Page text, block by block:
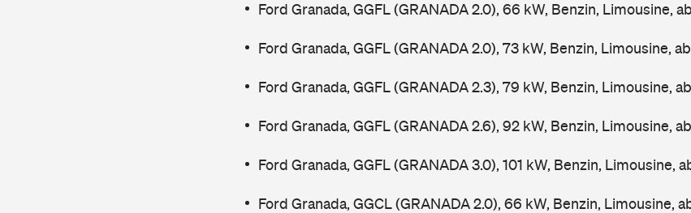
Ford Granada, GGFL (GRANADA 2.0), 66 kW, Benzin, Limousine,
Ford Granada, GGFL (GRANADA 2.0), 73 kW, Benzin, Limousine,
Ford Granada, GGFL (GRANADA 2.3), 79 kW, Benzin, Limousine,
Ford Granada, GGFL (GRANADA 2.6), 92 kW, Benzin, Limousine,
Ford Granada, GGFL (GRANADA 3.0), 101 kW, Benzin, Limousine,
Ford Granada, GGCL (GRANADA 2.0), 66 kW, Benzin, Limousine,